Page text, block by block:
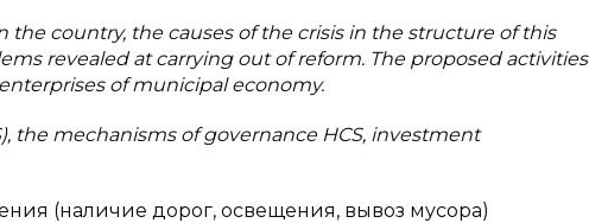
country, the causes of the crisis in the structure of this
revealed at carrying out of reform. The proposed activities
of municipal economy.
the mechanisms of governance HCS, investment
(наличие дорог, освещения, вывоз мусора)